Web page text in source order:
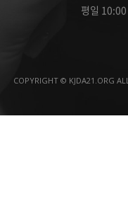
평일
COPYRIGHT © KJDA21.ORG